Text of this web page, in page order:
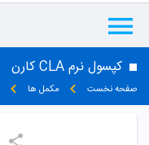
کپسول نرم CLA کارن
صفحه نخست مکمل ها